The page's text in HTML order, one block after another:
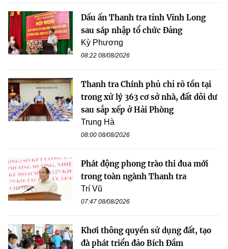
Dấu ấn Thanh tra tỉnh Vĩnh Long
sau sáp nhập tổ chức Đảng
Kỳ Phương
08:22 08/08/2026
Thanh tra Chính phủ chỉ rõ tồn tại
trong xử lý 363 cơ sở nhà, đất dôi dư
sau sắp xếp ở Hải Phòng
Trung Hà
08:00 08/08/2026
Phát động phong trào thi đua mới
trong toàn ngành Thanh tra
Trí Vũ
07:47 08/08/2026
Khơi thông quyền sử dụng đất, tạo
đà phát triển đảo Bích Đầm